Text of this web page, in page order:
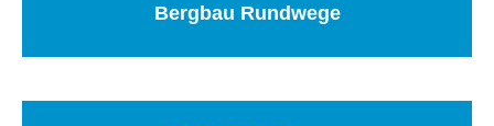
Bergbau Rundwege